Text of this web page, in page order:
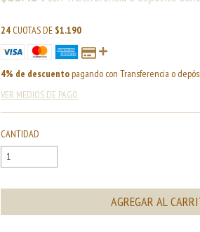
24 CUOTAS DE $1.190
4% de descuentopagando con Transferencia o
VER MEDIOS DE PAGO
CANTIDAD